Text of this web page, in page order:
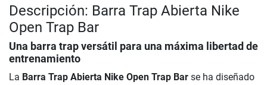
Descripción: Barra Trap Abierta Nike
Open Trap Bar
Una barra trap versátil para una máxima libertad de
entrenamiento
La Barra Trap Abierta Nike Open Trap Bar se ha diseñado